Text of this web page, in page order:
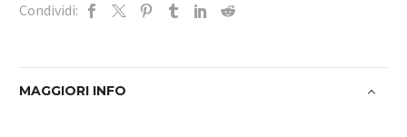
Condividi:
MAGGIORI INFO